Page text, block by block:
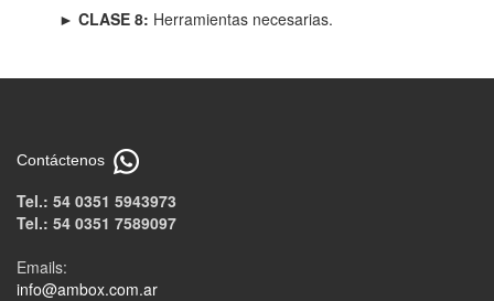
►CLASE 8: Herramientas necesarias.
Contáctenos
Tel.: 54 0351 5943973
Tel.: 54 0351 7589097
Emails:
info@ambox.com.ar